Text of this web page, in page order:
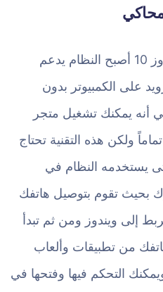
في التحديث الجديد من ويندوز 10 أصبح النظام يدعم
على الكمبيوتر بدون
أنه يمكنك تشغيل متجر
ولكن هذه التقنية تحتاج
يستخدمه النظام في
بحيث تقوم بتوصيل هاتفك
إلى ويندوز ومن ثم تبدأ
من تطبيقات وألعاب
التحكم فيها وفتحها في